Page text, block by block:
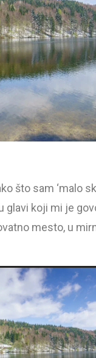
što sam ‘malo
glavi koji mi je
mesto, u